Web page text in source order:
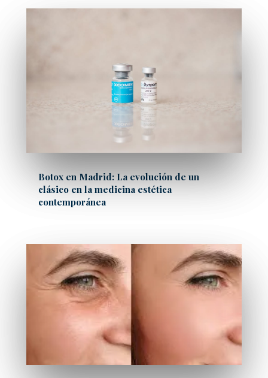
Botox en Madrid: La evolución de un
clásico en la medicina estética
contemporánea